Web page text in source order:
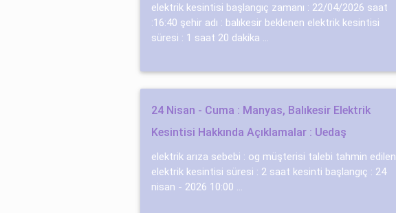
elektrik kesintisi başlangıç zamanı : 22/04/2026 saat
:16:40 şehir adı : balıkesir beklenen elektrik kesintisi
süresi : 1 saat 20 dakika ...
24 Nisan - Cuma : Manyas, Balıkesir Elektrik
Kesintisi Hakkında Açıklamalar : Uedaş
elektrik arıza sebebi : og müşteri̇si̇ talebi̇ tahmin edilen
elektrik kesintisi süresi : 2 saat kesinti başlangıç : 24
nisan - 2026 10:00 ...